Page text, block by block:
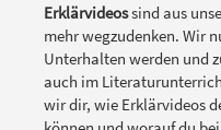
Erklärvideossind aus
mehr wegzudenken. Wir
Unterhalten werden und
auch im
wir dir, wie Erklärvideos